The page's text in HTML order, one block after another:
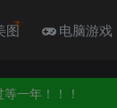
图 电脑游戏
一年！！！
一年！！！